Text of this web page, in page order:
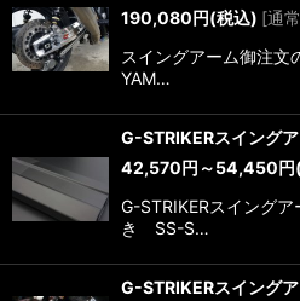
190,080 円(税込) [通
スイングアーム御注文
YAM…
G-STRIKERスイング
42,570 円 ～54,450 円
G-STRIKERスイング
き SS-S…
G-STRIKERスイング